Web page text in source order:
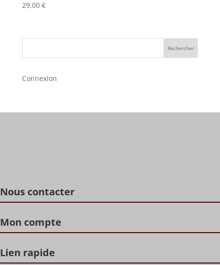
29,00 €
Rechercher
Connexion
Nous contacter
Mon compte
Lien rapide